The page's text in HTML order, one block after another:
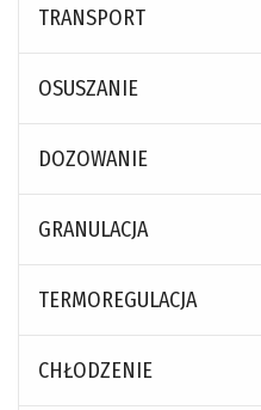
TRANSPORT
OSUSZANIE
DOZOWANIE
GRANULACJA
TERMOREGULACJA
CHŁODZENIE